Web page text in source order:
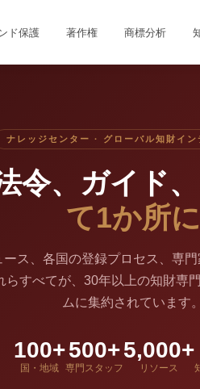
ド保護 著作権 商標分析
ナレッジセンター · グローバル知財イン
令、ガイド
て1か所に
ス、各国の登録プロセス、専
すべてが、30年以上の知財専
ムに集約されています。
100+
国・地域
500+
専門スタッフ
5,000+
リソース